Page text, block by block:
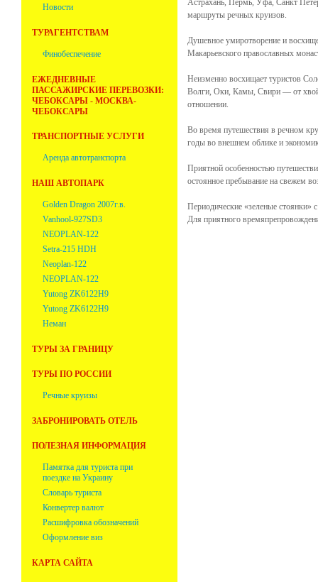
Новости
ТУРАГЕНТСТВАМ
Финобеспечение
ЕЖЕДНЕВНЫЕ
ПАССАЖИРСКИЕ ПЕРЕВОЗКИ:
ЧЕБОКСАРЫ - МОСКВА-
ЧЕБОКСАРЫ
ТРАНСПОРТНЫЕ УСЛУГИ
Аренда автотранспорта
НАШ АВТОПАРК
Golden Dragon 2007г.в.
Vanhool-927SD3
NEOPLAN-122
Setra-215 HDH
Neoplan-122
NEOPLAN-122
Yutong ZK6122H9
Yutong ZK6122H9
Неман
ТУРЫ ЗА ГРАНИЦУ
ТУРЫ ПО РОССИИ
Речные круизы
ЗАБРОНИРОВАТЬ ОТЕЛЬ
ПОЛЕЗНАЯ ИНФОРМАЦИЯ
Памятка для туриста при
поездке на Украину
Словарь туриста
Конвертер валют
Расшифровка обозначений
Оформление виз
КАРТА САЙТА
Астрахань, Пермь, Уфа, Санкт
маршруты речных круизов.
Душевное умиротворение и
Макарьевского православных
Неизменно восхищает туристов
Волги, Оки, Камы, Свири — от
отношении.
Во время путешествия в речном
годы во внешнем облике и
Приятной особенностью
остоянное пребывание на свежем
Периодические «зеленые
Для приятного